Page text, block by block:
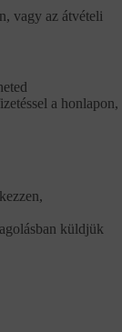
vagy az átvételi
a honlapon,
küldjük